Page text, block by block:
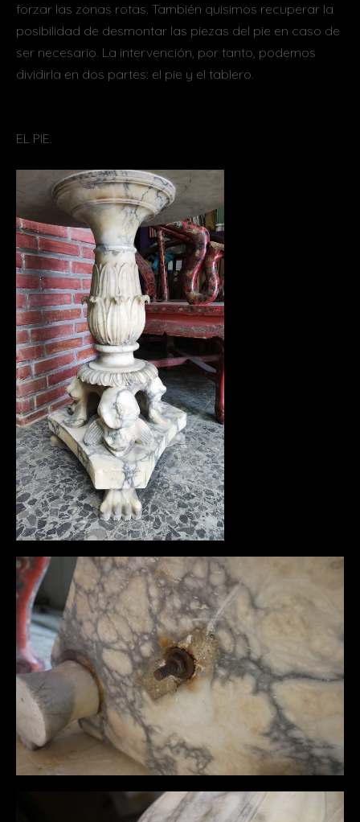
forzar las zonas rotas. También quisimos recuperar la
posibilidad de desmontar las piezas del pie en caso de
ser necesario. La intervención, por tanto, podemos
dividirla en dos partes: el pie y el tablero.
EL PIE.